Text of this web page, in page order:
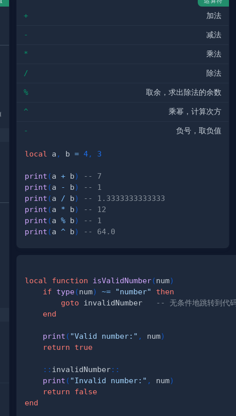
不会报错）
+ 加法
- 减法
* 乘法
/ 除法
% 取余，求出除法的余数
^ 乘幂，计算次方
- 负号，取负值
local a , b = 4, 3
print (a + b)
-- 7
print (a - b)
-- 1
print (a / b)
-- 1.3333333333333
print (a * b)
-- 12
print (a % b)
-- 1
print (a ^ b) -- 64.0
local function isValidNumber(num)
if
type(num) ~= "number"
then
goto invalidNumber
-- 无条件地跳转到
end
print ( "Valid number:" , num)
return
true
:: invalidNumber::
print ( "Invalid number:" , num)
return
false
end